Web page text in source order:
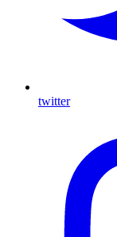
twitter